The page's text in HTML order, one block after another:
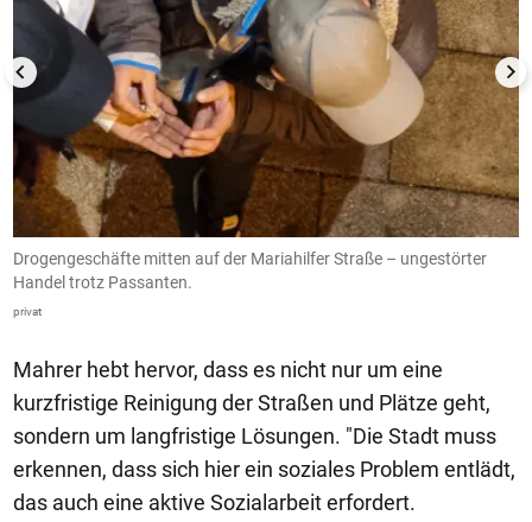
Drogengeschäfte mitten auf der Mariahilfer Straße – ungestörter
Handel trotz Passanten.
privat
Mahrer hebt hervor, dass es nicht nur um eine
kurzfristige Reinigung der Straßen und Plätze geht,
sondern um langfristige Lösungen. "Die Stadt muss
erkennen, dass sich hier ein soziales Problem entlädt,
das auch eine aktive Sozialarbeit erfordert.